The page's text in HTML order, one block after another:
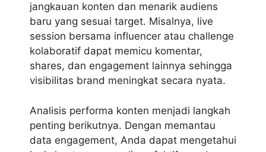
jangkauan konten dan menarik audiens
baru yang sesuai target. Misalnya, live
session bersama influencer atau challenge
kolaboratif dapat memicu komentar,
shares, dan engagement lainnya sehingga
visibilitas brand meningkat secara nyata.
Analisis performa konten menjadi langkah
penting berikutnya. Dengan memantau
data engagement, Anda dapat mengetahui